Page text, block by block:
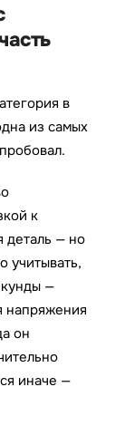
в
из самых
к
деталь — но
учитывать,
—
напряжения
он
иначе —